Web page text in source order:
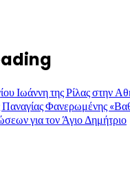
Ιωάννη της Ρίλας στην
Παναγίας Φανερωμένης
για τον Άγιο Δημήτριο